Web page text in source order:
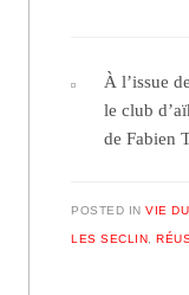
À l’issue
le club
de Fabien
POSTED INVIE
LES SECLIN ,